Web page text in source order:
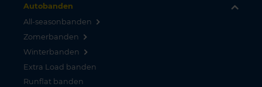
Autobanden
All-seasonbanden
Zomerbanden
Winterbanden
Extra Load banden
Runflat banden